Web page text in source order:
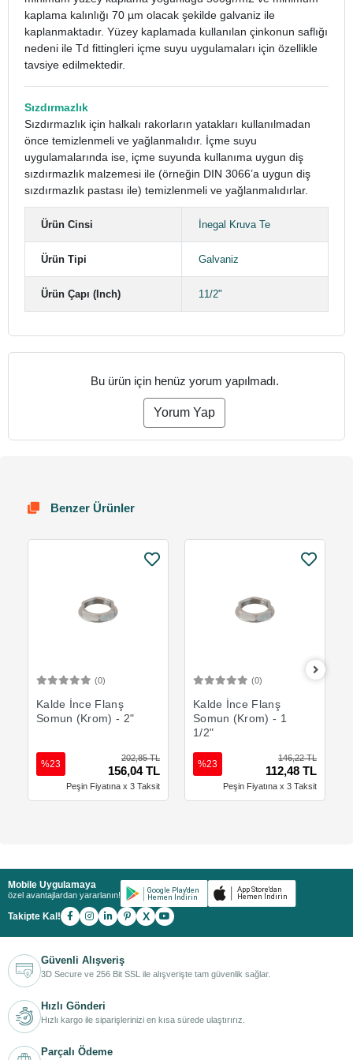
kaplama kalınlığı 70 µm olacak şekilde galvaniz ile
kaplanmaktadır. Yüzey kaplamada kullanılan çinkonun saflığı
nedeni ile Td fittingleri içme suyu uygulamaları için özellikle
tavsiye edilmektedir.
Sızdırmazlık
Sızdırmazlık için halkalı rakorların yatakları kullanılmadan
önce temizlenmeli ve yağlanmalıdır. İçme suyu
uygulamalarında ise, içme suyunda kullanıma uygun diş
sızdırmazlık malzemesi ile (örneğin DIN 3066’a uygun diş
sızdırmazlık pastası ile) temizlenmeli ve yağlanmalıdırlar.
Ürün Cinsi İnegal Kruva Te
Ürün Tipi Galvaniz
Ürün Çapı (Inch) 11/2"
Bu ürün için henüz yorum yapılmadı.
Yorum Yap
Benzer Ürünler
(0)
Kalde İnce Flanş
Somun (Krom) - 2"
202,85 TL
156,04 TL
%23
Peşin Fiyatına x 3 Taksit
(0)
Kalde İnce Flanş
Somun (Krom) - 1
1/2"
146,22 TL
112,48 TL
%23
Peşin Fiyatına x 3 Taksit
Mobile Uygulamaya
özel avantajlardan yararlanın!
Takipte Kal! X
Güvenli Alışveriş
3D Secure ve 256 Bit SSL ile alışverişte tam güvenlik sağlar.
Hızlı Gönderi
Hızlı kargo ile siparişlerinizi en kısa sürede ulaştırırız.
Parçalı Ödeme